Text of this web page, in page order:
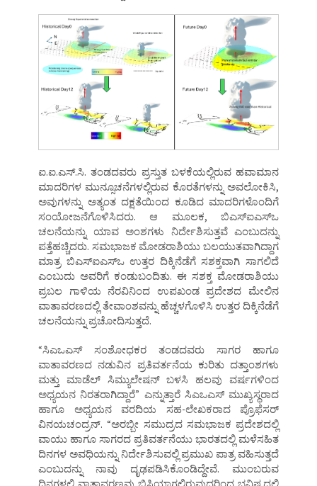
ಐ.ಐ.ಎಸ್.ಸಿ. ತಂಡದವರು ಪ್ರಸ್ತುತ ಬಳಕೆಯಲ್ಲಿರುವ ಹವಾಮಾನ
ಮಾದರಿಗಳ ಮುನ್ಸೂಚನೆಗಳಲ್ಲಿರುವ ಕೊರತೆಗಳನ್ನು ಅವಲೋಕಿಸಿ,
ಅವುಗಳನ್ನು ಅತ್ಯಂತ ದಕ್ಷತೆಯಿಂದ ಕೂಡಿದ ಮಾದರಿಗಳೊಂದಿಗೆ
ಸಂಯೋಜನೆಗೊಳಿಸಿದರು. ಆ ಮೂಲಕ, ಬಿಎಸ್ಐಎಸ್ಒ
ಚಲನೆಯನ್ನು ಯಾವ ಅಂಶಗಳು ನಿರ್ದೇಶಿಸುತ್ತವೆ ಎಂಬುದನ್ನು
ಪತ್ತೆಹಚ್ಚಿದರು. ಸಮಭಾಜಕ ಮೋಡರಾಶಿಯು ಬಲಯುತವಾಗಿದ್ದಾಗ
ಮಾತ್ರ ಬಿಎಸ್ಐಎಸ್ಒ ಉತ್ತರ ದಿಕ್ಕಿನೆಡೆಗೆ ಸಶಕ್ತವಾಗಿ ಸಾಗಲಿದೆ
ಎಂಬುದು ಅವರಿಗೆ ಕಂಡುಬಂದಿತು. ಈ ಸಶಕ್ತ ಮೋಡರಾಶಿಯು
ಪ್ರಬಲ ಗಾಳಿಯ ನೆರವಿನಿಂದ ಉಪಖಂಡ ಪ್ರದೇಶದ ಮೇಲಿನ
ವಾತಾವರಣದಲ್ಲಿ ತೇವಾಂಶವನ್ನು ಹೆಚ್ಚಳಗೊಳಿಸಿ ಉತ್ತರ ದಿಕ್ಕಿನೆಡೆಗೆ
ಚಲನೆಯನ್ನು ಪ್ರಚೋದಿಸುತ್ತದೆ.
“ಸಿಎಒಎಸ್ ಸಂಶೋಧಕರ ತಂಡದವರು ಸಾಗರ ಹಾಗೂ
ವಾತಾವರಣದ ನಡುವಿನ ಪ್ರತಿವರ್ತನೆಯ ಕುರಿತು ದತ್ತಾಂಶಗಳು
ಮತ್ತು ಮಾಡೆಲ್ ಸಿಮ್ಯುಲೇಷನ್ ಬಳಸಿ ಹಲವು ವರ್ಷಗಳಿಂದ
ಅಧ್ಯಯನ ನಿರತರಾಗಿದ್ದಾರೆ” ಎನ್ನುತ್ತಾರೆ ಸಿಎಒಎಸ್ ಮುಖ್ಯಸ್ಥರಾದ
ಹಾಗೂ ಅಧ್ಯಯನ ವರದಿಯ ಸಹ-ಲೇಖಕರಾದ ಪ್ರೊಫೆಸರ್
ವಿನಯಚಂದ್ರನ್. “ಅರಬ್ಬೀ ಸಮುದ್ರದ ಸಮಭಾಜಕ ಪ್ರದೇಶದಲ್ಲಿ
ವಾಯು ಹಾಗೂ ಸಾಗರದ ಪ್ರತಿವರ್ತನೆಯು ಭಾರತದಲ್ಲಿ ಮಳೆಸಹಿತ
ದಿನಗಳ ಅವಧಿಯನ್ನು ನಿರ್ದೇಶಿಸುವಲ್ಲಿ ಪ್ರಮುಖ ಪಾತ್ರ ವಹಿಸುತ್ತದೆ
ಎಂಬುದನ್ನು ನಾವು ದೃಢಪಡಿಸಿಕೊಂಡಿದ್ದೇವೆ. ಮುಂಬರುವ